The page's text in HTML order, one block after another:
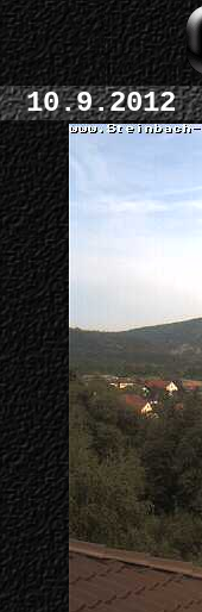
10.9.2012